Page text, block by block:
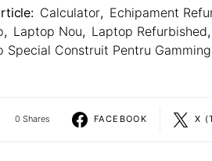
Calculator, Echipament
, Laptop Nou, Laptop Refurbished,
Special Construit Pentru Gamming
0 Shares FACEBOOK X